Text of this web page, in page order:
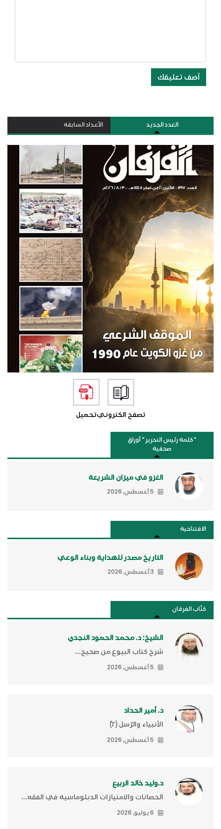
أضف تعليقك
العدد الجديد الأعداد السابقة
تصفح الكترونيتحميل
"كلمة رئيس التحرير " أوراق
صحفية
الغزو في ميزان الشريعة
5 أغسطس, 2026
الافتتاحية
التاريخ مصدر للهداية وبناء الوعي
3 أغسطس, 2026
كتَّاب الفرقان
الشيخ: د. محمد الحمود النجدي
شرح كتاب البيوع من صحيح...
5 أغسطس, 2026
د. أمير الحداد
الأنبياء والرّسل (٢)ّ
5 أغسطس, 2026
د.وليد خالد الربيع
الحصانات والامتيازات الدبلوماسية في الفقه...
6 يوليو, 2026